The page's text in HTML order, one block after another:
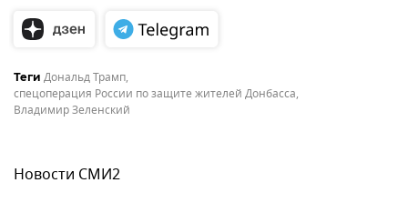
Теги Дональд Трамп,
спецоперация России по защите жителей Донбасса,
Владимир Зеленский
Новости СМИ2